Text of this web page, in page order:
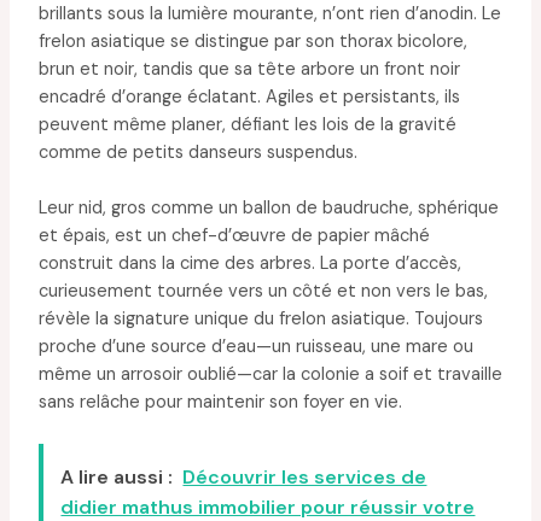
brillants sous la lumière mourante, n’ont rien d’anodin. Le
frelon asiatique se distingue par son thorax bicolore,
brun et noir, tandis que sa tête arbore un front noir
encadré d’orange éclatant. Agiles et persistants, ils
peuvent même planer, défiant les lois de la gravité
comme de petits danseurs suspendus.
Leur nid, gros comme un ballon de baudruche, sphérique
et épais, est un chef-d’œuvre de papier mâché
construit dans la cime des arbres. La porte d’accès,
curieusement tournée vers un côté et non vers le bas,
révèle la signature unique du frelon asiatique. Toujours
proche d’une source d’eau—un ruisseau, une mare ou
même un arrosoir oublié—car la colonie a soif et travaille
sans relâche pour maintenir son foyer en vie.
A lire aussi : Découvrir les services de
didier mathus immobilier pour réussir votre